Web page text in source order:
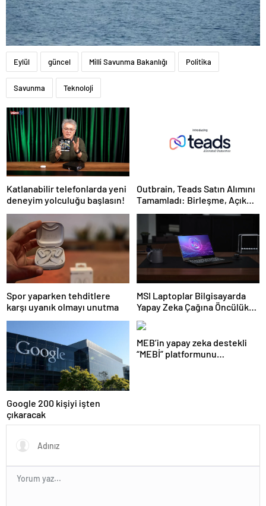
Eylül güncel Milli Savunma Bakanlığı Politika
Savunma Teknoloji
Katlanabilir telefonlarda yeni
deneyim yolculuğu başlasın!
Outbrain, Teads Satın Alımını
Tamamladı: Birleşme, Açık
İnternet için Tüm Kanallarda
Sonuç Odaklı Bir Platform
Oluşturuyor
Spor yaparken tehditlere
karşı uyanık olmayı unutma
MSI Laptoplar Bilgisayarda
Yapay Zeka Çağına Öncülük
Ediyor
Google 200 kişiyi işten
çıkaracak
MEB’in yapay zeka destekli
“MEBİ” platformunu